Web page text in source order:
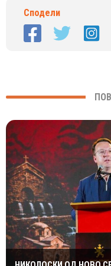
Сподели